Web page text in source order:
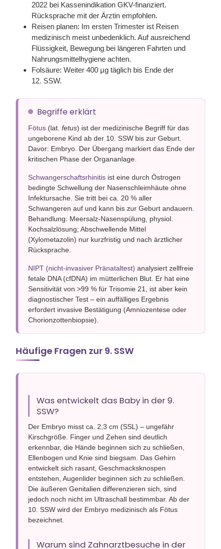
2022 bei Kassenindikation GKV-finanziert.
Rücksprache mit der Ärztin empfohlen.
Reisen planen: Im ersten Trimester ist Reisen
medizinisch meist unbedenklich. Auf ausreichend
Flüssigkeit, Bewegung bei längeren Fahrten und
Nahrungsmittelhygiene achten.
Folsäure: Weiter 400 µg täglich bis Ende der
12. SSW.
Begriffe erklärt
Fötus (lat. fetus) ist der medizinische Begriff für das
ungeborene Kind ab der 10. SSW bis zur Geburt.
Davor: Embryo. Der Übergang markiert das Ende der
kritischen Phase der Organanlage.
Schwangerschaftsrhinitis ist eine durch Östrogen
bedingte Schwellung der Nasenschleimhäute ohne
Infektursache. Sie tritt bei ca. 20 % aller
Schwangeren auf und kann bis zur Geburt andauern.
Behandlung: Meersalz-Nasenspülung, physiol.
Kochsalzlösung; Abschwellende Mittel
(Xylometazolin) nur kurzfristig und nach ärztlicher
Rücksprache.
NIPT (nicht-invasiver Pränataltest) analysiert zellfreie
fetale DNA (cfDNA) im mütterlichen Blut. Er hat eine
Sensitivität von >99 % für Trisomie 21, ist aber kein
diagnostischer Test – ein auffälliges Ergebnis
erfordert invasive Bestätigung (Amniozentese oder
Chorionzottenbiopsie).
Häufige Fragen zur 9. SSW
Was entwickelt das Baby in der 9.
SSW?
Der Embryo misst ca. 2,3 cm (SSL) – ungefähr
Kirschgröße. Finger und Zehen sind deutlich
erkennbar, die Hände beginnen sich zu schließen,
Ellenbogen und Knie sind biegsam. Das Gehirn
entwickelt sich rasant, Geschmacksknospen
entstehen, Augenlider beginnen sich zu schließen.
Die äußeren Genitalien differenzieren sich, sind
jedoch noch nicht im Ultraschall bestimmbar. Ab der
10. SSW wird der Embryo medizinisch als Fötus
bezeichnet.
Warum sind Zahnarztbesuche in der